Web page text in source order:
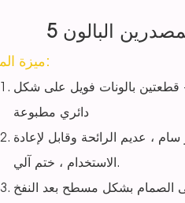
البالون
ميزة المنتج:
قطعتين بالونات فويل على شكل
دائري مطبوعة
، عديم الرائحة وقابل لإعادة
الاستخدام ، ختم آلي.